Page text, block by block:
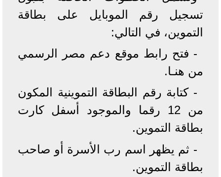
تسجيل رقم الموبايل على بطاقة
التموين، في التالي:
- فتح رابط موقع دعم مصر الرسمي
من هنـا.
- كتابة رقم البطاقة التموينية المكون
من 12 رقما والموجود أسفل كارت
بطاقة التموين.
- ثم يظهر اسم رب الأسرة أو صاحب
بطاقة التموين.